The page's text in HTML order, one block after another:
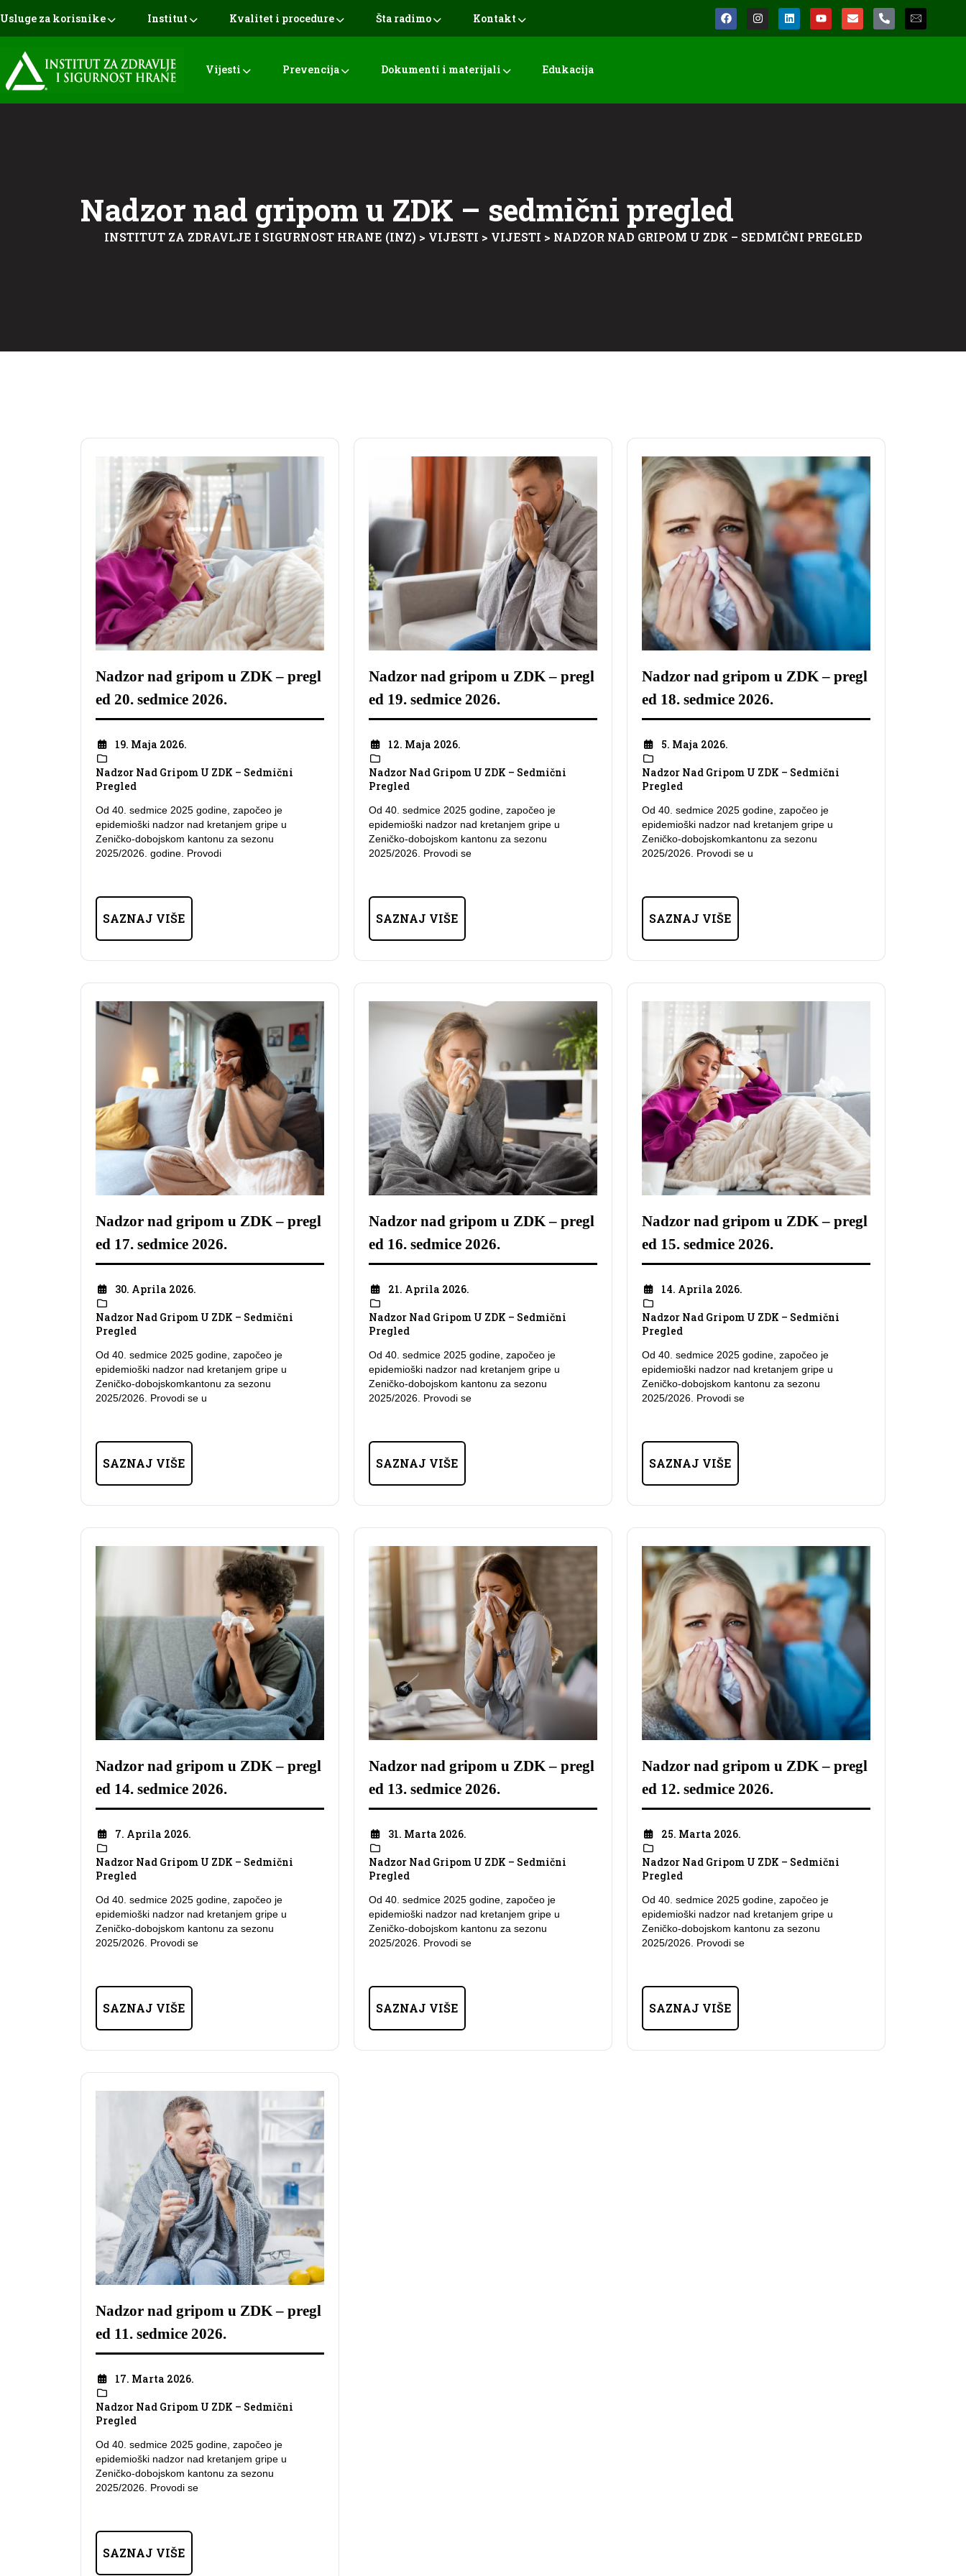
Usluge za korisnike Institut Kvalitet i procedure Šta radimo Kontakt
Vijesti Prevencija Dokumenti i materijali Edukacija
Nadzor nad gripom u ZDK – sedmični pregled
INSTITUT ZA ZDRAVLJE I SIGURNOST HRANE (INZ) > VIJESTI > VIJESTI > NADZOR NAD GRIPOM U ZDK – SEDMIČNI PREGLED
Nadzor nad gripom u ZDK – pregl
ed 20. sedmice 2026.
19. Maja 2026.
Nadzor Nad Gripom U ZDK – Sedmični
Pregled
Od 40. sedmice 2025 godine, započeo je
epidemioški nadzor nad kretanjem gripe u
Zeničko-dobojskom kantonu za sezonu
2025/2026. godine. Provodi
SAZNAJ VIŠE
Nadzor nad gripom u ZDK – pregl
ed 19. sedmice 2026.
12. Maja 2026.
Nadzor Nad Gripom U ZDK – Sedmični
Pregled
Od 40. sedmice 2025 godine, započeo je
epidemioški nadzor nad kretanjem gripe u
Zeničko-dobojskom kantonu za sezonu
2025/2026. Provodi se
SAZNAJ VIŠE
Nadzor nad gripom u ZDK – pregl
ed 18. sedmice 2026.
5. Maja 2026.
Nadzor Nad Gripom U ZDK – Sedmični
Pregled
Od 40. sedmice 2025 godine, započeo je
epidemioški nadzor nad kretanjem gripe u
Zeničko-dobojskomkantonu za sezonu
2025/2026. Provodi se u
SAZNAJ VIŠE
Nadzor nad gripom u ZDK – pregl
ed 17. sedmice 2026.
30. Aprila 2026.
Nadzor Nad Gripom U ZDK – Sedmični
Pregled
Od 40. sedmice 2025 godine, započeo je
epidemioški nadzor nad kretanjem gripe u
Zeničko-dobojskomkantonu za sezonu
2025/2026. Provodi se u
SAZNAJ VIŠE
Nadzor nad gripom u ZDK – pregl
ed 16. sedmice 2026.
21. Aprila 2026.
Nadzor Nad Gripom U ZDK – Sedmični
Pregled
Od 40. sedmice 2025 godine, započeo je
epidemioški nadzor nad kretanjem gripe u
Zeničko-dobojskom kantonu za sezonu
2025/2026. Provodi se
SAZNAJ VIŠE
Nadzor nad gripom u ZDK – pregl
ed 15. sedmice 2026.
14. Aprila 2026.
Nadzor Nad Gripom U ZDK – Sedmični
Pregled
Od 40. sedmice 2025 godine, započeo je
epidemioški nadzor nad kretanjem gripe u
Zeničko-dobojskom kantonu za sezonu
2025/2026. Provodi se
SAZNAJ VIŠE
Nadzor nad gripom u ZDK – pregl
ed 14. sedmice 2026.
7. Aprila 2026.
Nadzor Nad Gripom U ZDK – Sedmični
Pregled
Od 40. sedmice 2025 godine, započeo je
epidemioški nadzor nad kretanjem gripe u
Zeničko-dobojskom kantonu za sezonu
2025/2026. Provodi se
SAZNAJ VIŠE
Nadzor nad gripom u ZDK – pregl
ed 13. sedmice 2026.
31. Marta 2026.
Nadzor Nad Gripom U ZDK – Sedmični
Pregled
Od 40. sedmice 2025 godine, započeo je
epidemioški nadzor nad kretanjem gripe u
Zeničko-dobojskom kantonu za sezonu
2025/2026. Provodi se
SAZNAJ VIŠE
Nadzor nad gripom u ZDK – pregl
ed 12. sedmice 2026.
25. Marta 2026.
Nadzor Nad Gripom U ZDK – Sedmični
Pregled
Od 40. sedmice 2025 godine, započeo je
epidemioški nadzor nad kretanjem gripe u
Zeničko-dobojskom kantonu za sezonu
2025/2026. Provodi se
SAZNAJ VIŠE
Nadzor nad gripom u ZDK – pregl
ed 11. sedmice 2026.
17. Marta 2026.
Nadzor Nad Gripom U ZDK – Sedmični
Pregled
Od 40. sedmice 2025 godine, započeo je
epidemioški nadzor nad kretanjem gripe u
Zeničko-dobojskom kantonu za sezonu
2025/2026. Provodi se
SAZNAJ VIŠE